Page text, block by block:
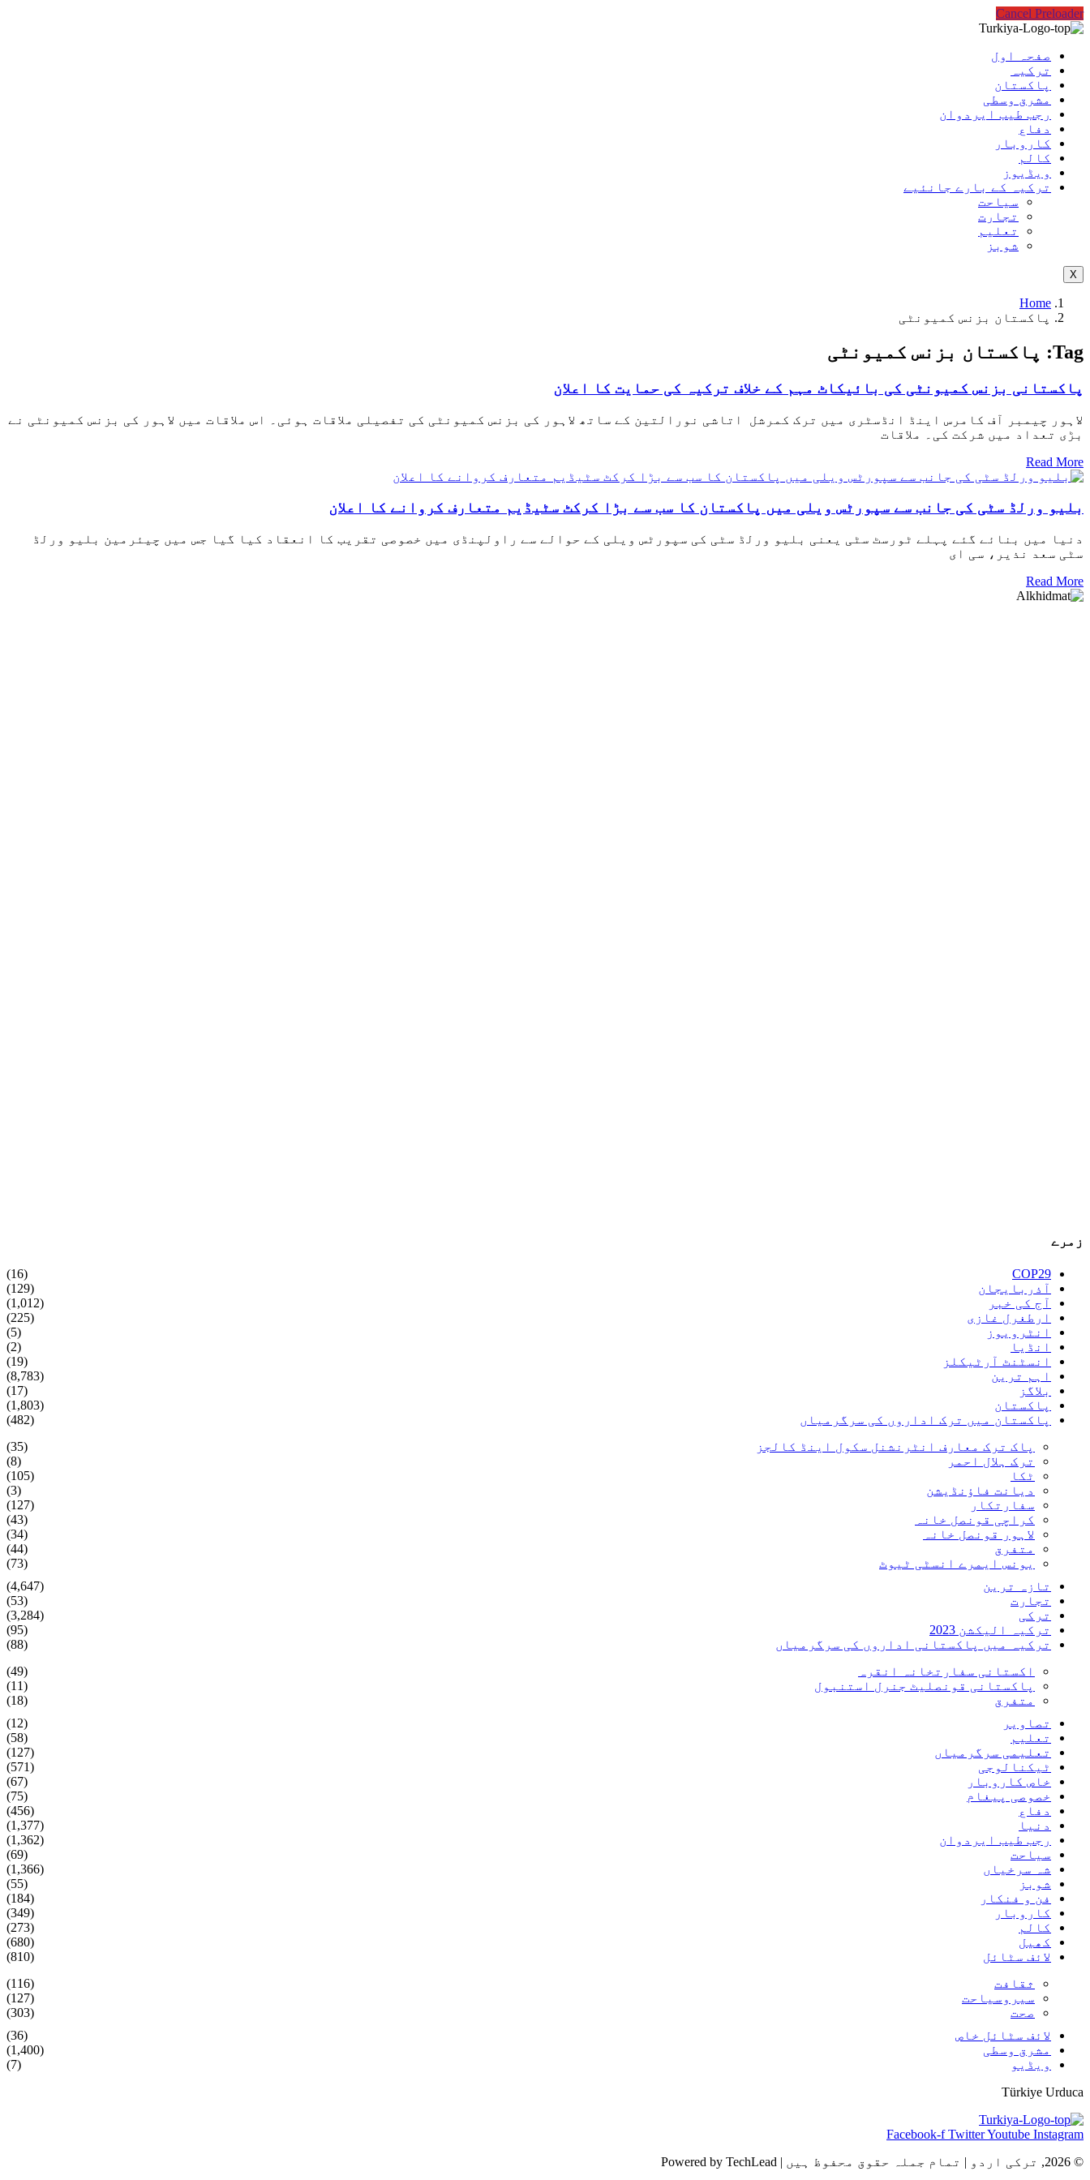
Cancel Preloader
صفحہ اول
ترکیہ
پاکستان
مشرق وسطی
رجب طیب ایردوان
دفاع
کاروبار
کالم
ویڈیوز
ترکیہ کے بارے جانئیے
سیاحت
تجارت
تعلیم
شوبز
X
Home
پاکستان بزنس کمیونٹی
Tag: پاکستان بزنس کمیونٹی
پاکستانی بزنس کمیونٹی کی بائیکاٹ مہم کے خلاف ترکیہ کی حمایت کا اعلان
لاہور چیمبر آف کامرس اینڈ انڈسٹری میں ترک کمرشل اتاشی نورالتین کے ساتھ لاہور کی بزنس کمیونٹی کی تفصیلی ملاقات ہوئی۔ اس ملاقات میں لاہور کی بزنس کمیونٹی نے
بڑی تعداد میں شرکت کی۔ ملاقات
Read More
بلیو ورلڈ سٹی کی جانب سے سپورٹس ویلی میں پاکستان کا سب سے بڑا کرکٹ سٹیڈیم متعارف کروانے کا اعلان
دنیا میں بنائے گئے پہلے ٹورسٹ سٹی یعنی بلیو ورلڈ سٹی کی سپورٹس ویلی کے حوالے سے راولپنڈی میں خصوصی تقریب کا انعقاد کیا گیا جس میں چیئرمین بلیو ورلڈ
سٹی سعد نذیر، سی ای
Read More
زمرے
COP29
(16)
آذربایجان
(129)
آج کی خبر
(1,012)
ارطغرل غازی
(225)
انٹرویوز
(5)
انڈیا
(2)
انسٹنٹ آرٹیکلز
(19)
اہم ترین
(8,783)
بلاگز
(17)
پاکستان
(1,803)
پاکستان میں ترک اداروں کی سرگرمیاں
(482)
پاک ترک معارف انٹرنشنل سکول اینڈ کالجز
(35)
ترک ہلال احمر
(8)
ٹکا
(105)
دیانت فاؤنڈیشن
(3)
سفارتکار
(127)
کراچی قونصل خانہ
(43)
لاہور قونصل خانہ
(34)
متفرق
(44)
یونس ایمرے انسٹی ٹیوٹ
(73)
تازہ ترین
(4,647)
تجارت
(53)
ترکی
(3,284)
ترکیہ الیکشن 2023
(95)
ترکیہ میں پاکستانی اداروں کی سرگرمیاں
(88)
اکستانی سفارتخانہ انقرہ
(49)
پاکستانی قونصلیٹ جنرل استنبول
(11)
متفرق
(18)
تصاویر
(12)
تعلیم
(58)
تعلیمی سرگرمیاں
(127)
ٹیکنالوجی
(571)
خاص کاروبار
(67)
خصوصی پیغام
(75)
دفاع
(456)
دنیا
(1,377)
رجب طیب ایردوان
(1,362)
سیاحت
(69)
شہ سرخیاں
(1,366)
شوبز
(55)
فن و فنکار
(184)
کاروبار
(349)
کالم
(273)
کھیل
(680)
لائف سٹائل
(810)
ثقافت
(116)
سیروسیاحت
(127)
صحت
(303)
لائف سٹائل خاص
(36)
مشرق وسطی
(1,400)
ویڈیو
(7)
Türkiye Urduca
Facebook-f TwitterYoutube Instagram
© 2026, ترکی اردو | تمام جملہ حقوق محفوظ ہیں | Powered by TechLead